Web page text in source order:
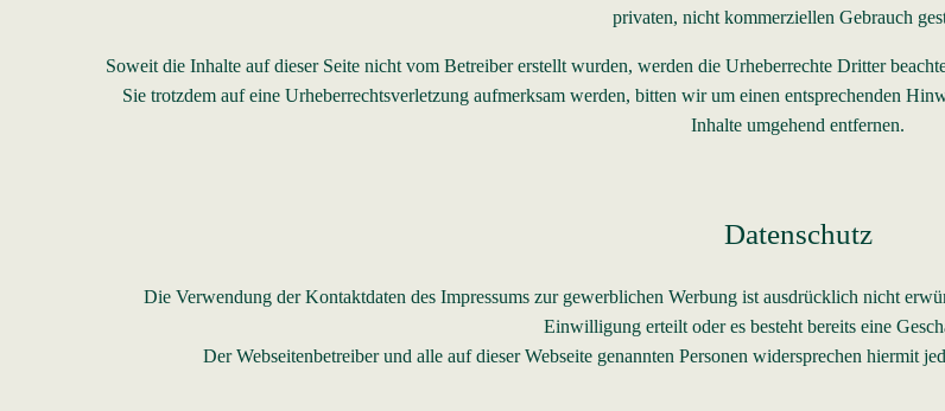
privaten, nicht kommerziellen Gebrauch
Soweit die Inhalte auf dieser Seite nicht vom Betreiber erstellt wurden, werden die Urheberrechte Dritter
Sie trotzdem auf eine Urheberrechtsverletzung aufmerksam werden, bitten wir um einen entsprechenden
Inhalte umgehend entfernen.
Datenschutz
Die Verwendung der Kontaktdaten des Impressums zur gewerblichen Werbung ist ausdrücklich nicht
Einwilligung erteilt oder es besteht bereits eine
Der Webseitenbetreiber und alle auf dieser Webseite genannten Personen widersprechen hiermit